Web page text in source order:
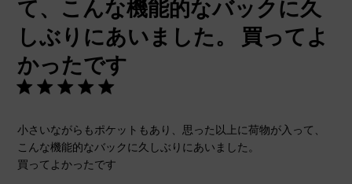
て、こんな機能的なバックに久
しぶりにあいました。 買ってよ
かったです
小さいながらもポケットもあり、思った以上に荷物が入って、
こんな機能的なバックに久しぶりにあいました。
買ってよかったです